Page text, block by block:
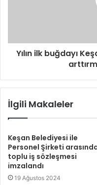
Yılın ilk buğdayı
İlgili Makaleler
Keşan Belediyesi ile
Personel Şirketi
toplu iş sözleşmesi
imzalandı
19 Ağustos 2024